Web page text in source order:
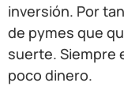
inversión. Por
de pymes que
suerte. Siempre
poco dinero.